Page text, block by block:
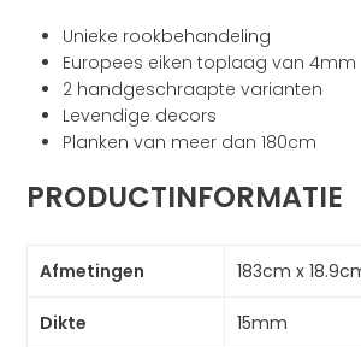
Unieke rookbehandeling
Europees eiken toplaag van 4mm
2 handgeschraapte varianten
Levendige decors
Planken van meer dan 180cm
PRODUCTINFORMATIE
Afmetingen 183cm x
Dikte 15mm